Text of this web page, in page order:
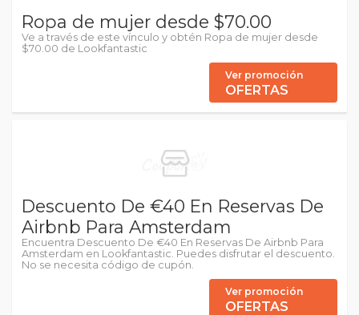
Ropa de mujer desde $70.00
Ve a través de este vínculo y obtén Ropa de mujer desde
$70.00 de Lookfantastic
Ver promoción
OFERTAS
Descuento De €40 En Reservas De
Airbnb Para Amsterdam
Encuentra Descuento De €40 En Reservas De Airbnb Para
Amsterdam en Lookfantastic. Puedes disfrutar el descuento.
No se necesita código de cupón.
Ver promoción
OFERTAS